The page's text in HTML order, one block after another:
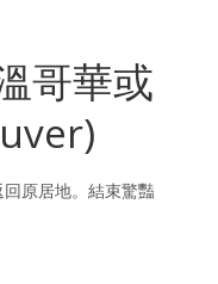
哥華或
原居地。結束驚豔